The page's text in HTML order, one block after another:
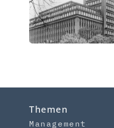
Themen
Management